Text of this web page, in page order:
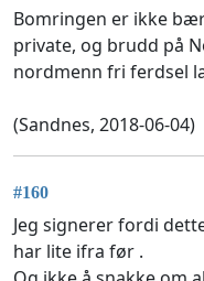
Bomringen er ikke
private, og brudd på
nordmenn fri ferdsel
(Sandnes, 2018-06-04)
#160
Jeg signerer fordi
har lite ifra før .